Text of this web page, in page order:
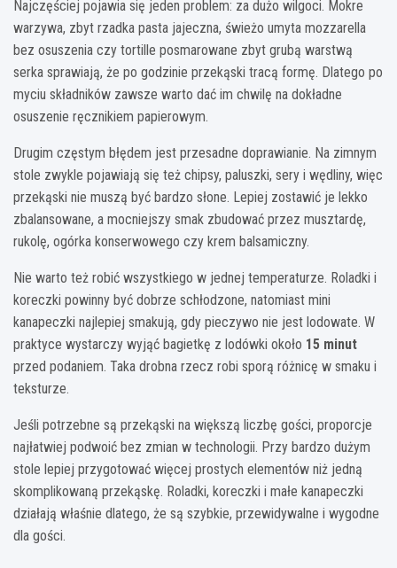
Najczęściej pojawia się jeden problem: za dużo wilgoci. Mokre
warzywa, zbyt rzadka pasta jajeczna, świeżo umyta mozzarella
bez osuszenia czy tortille posmarowane zbyt grubą warstwą
serka sprawiają, że po godzinie przekąski tracą formę. Dlatego po
myciu składników zawsze warto dać im chwilę na dokładne
osuszenie ręcznikiem papierowym.
Drugim częstym błędem jest przesadne doprawianie. Na zimnym
stole zwykle pojawiają się też chipsy, paluszki, sery i wędliny, więc
przekąski nie muszą być bardzo słone. Lepiej zostawić je lekko
zbalansowane, a mocniejszy smak zbudować przez musztardę,
rukolę, ogórka konserwowego czy krem balsamiczny.
Nie warto też robić wszystkiego w jednej temperaturze. Roladki i
koreczki powinny być dobrze schłodzone, natomiast mini
kanapeczki najlepiej smakują, gdy pieczywo nie jest lodowate. W
praktyce wystarczy wyjąć bagietkę z lodówki około 15 minut
przed podaniem. Taka drobna rzecz robi sporą różnicę w smaku i
teksturze.
Jeśli potrzebne są przekąski na większą liczbę gości, proporcje
najłatwiej podwoić bez zmian w technologii. Przy bardzo dużym
stole lepiej przygotować więcej prostych elementów niż jedną
skomplikowaną przekąskę. Roladki, koreczki i małe kanapeczki
działają właśnie dlatego, że są szybkie, przewidywalne i wygodne
dla gości.